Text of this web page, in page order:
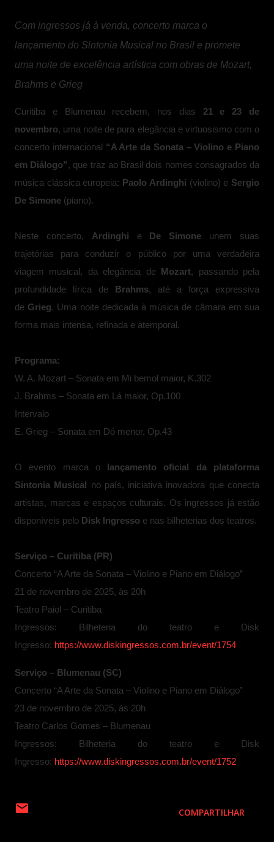
Com ingressos já à venda, concerto marca o
lançamento do Sintonia Musical no Brasil e promete
uma noite de excelência artística com obras de Mozart,
Brahms e Grieg
Curitiba e Blumenau recebem, nos dias 21 e 23 de
novembro, uma noite de pura elegância e virtuosismo com o
concerto internacional “A Arte da Sonata – Violino e Piano
em Diálogo”, que traz ao Brasil dois nomes consagrados da
música clássica europeia: Paolo Ardinghi (violino) e Sergio
De Simone (piano).
Neste concerto, Ardinghi e De Simone unem suas
trajetórias para conduzir o público por uma verdadeira
viagem musical, da elegância de
Mozart, passando pela
profundidade lírica de
Brahms, até a força expressiva
de Grieg. Uma noite dedicada à música de câmara em sua
forma mais intensa, refinada e atemporal.
Programa:
W. A. Mozart – Sonata em Mi bemol maior, K.302
J. Brahms – Sonata em Lá maior, Op.100
Intervalo
E. Grieg – Sonata em Dó menor, Op.43
O evento marca o
lançamento oficial da plataforma
Sintonia Musical
no país, iniciativa inovadora que conecta
artistas, marcas e espaços culturais. Os ingressos já estão
disponíveis pelo Disk Ingresso e nas bilheterias dos teatros.
Serviço – Curitiba (PR)
Concerto “A Arte da Sonata – Violino e Piano em Diálogo”
21 de novembro de 2025, às 20h
Teatro Paiol – Curitiba
Ingressos: Bilheteria do teatro e Disk
Ingresso: https://www.diskingressos.com.br/event/1754
Serviço – Blumenau (SC)
Concerto “A Arte da Sonata – Violino e Piano em Diálogo”
23 de novembro de 2025, às 20h
Teatro Carlos Gomes – Blumenau
Ingressos: Bilheteria do teatro e Disk
Ingresso: https://www.diskingressos.com.br/event/1752
COMPARTILHAR